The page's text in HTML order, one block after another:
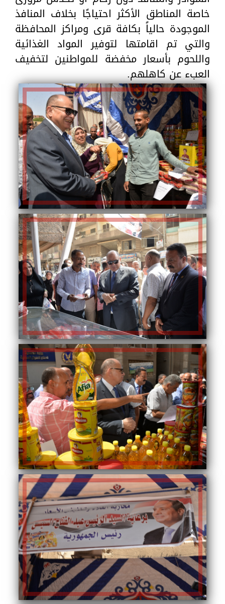
خاصة المناطق الأكثر احتياجًا بخلاف المنافذ
الموجودة حالياً بكافة قرى ومراكز المحافظة
والتي تم اقامتها لتوفير المواد الغذائية
واللحوم بأسعار مخفضة للمواطنين لتخفيف
العبء عن كاهلهم.